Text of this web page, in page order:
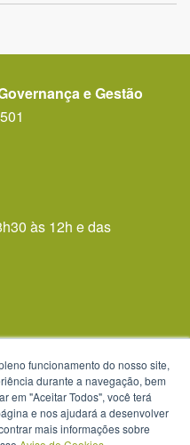
e Gestão
às 12h e das
funcionamento do nosso site,
durante a navegação, bem
em "Aceitar Todos", você terá
e nos ajudará a desenvolver
mais informações sobre